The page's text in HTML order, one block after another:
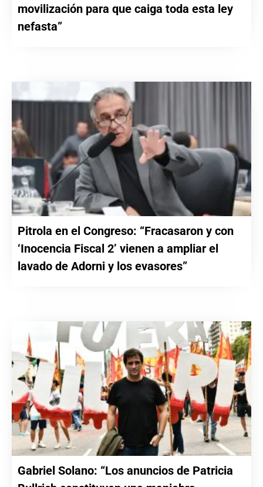
movilización para que caiga toda esta ley
nefasta”
Pitrola en el Congreso: “Fracasaron y con
‘Inocencia Fiscal 2’ vienen a ampliar el
lavado de Adorni y los evasores”
Gabriel Solano: “Los anuncios de Patricia